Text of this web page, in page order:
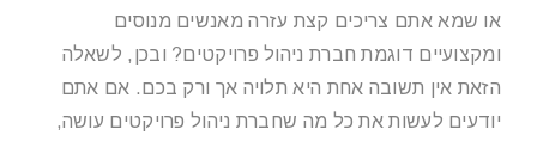
או שמא אתם צריכים קצת עזרה מאנשים מנוסים
ומקצועיים דוגמת חברת ניהול פרויקטים? ובכן, לשאלה
הזאת אין תשובה אחת היא תלויה אך ורק בכם. אם אתם
יודעים לעשות את כל מה שחברת ניהול פרויקטים עושה,